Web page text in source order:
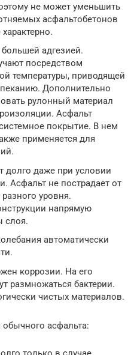
не может уменьшить
асфальтобетонов
адгезией.
посредством
температуры, приводящей
Дополнительно
рулонный материал
Асфальт
покрытие. В нем
применяется для
долго даже при условии
Асфальт не пострадает от
уровня.
напрямую
слоя.
автоматически
коррозии. На его
размножаться бактерии.
чистых материалов.
асфальта: